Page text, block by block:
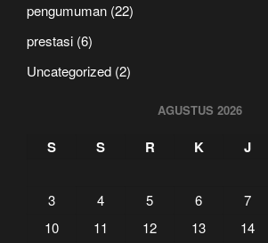
pengumuman (22)
prestasi (6)
Uncategorized (2)
AGUSTUS 2026
S S R K J
3
4 5 6 7
10
11 12 13 14